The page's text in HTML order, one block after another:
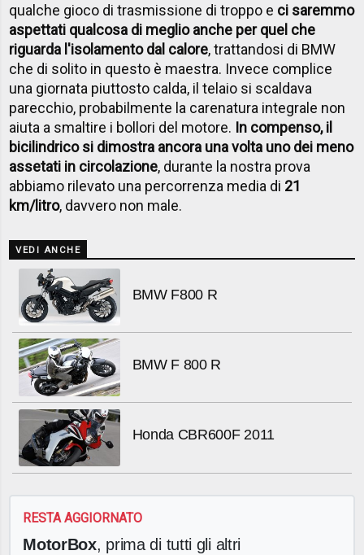
qualche gioco di trasmissione di troppo e ci saremmo
aspettati qualcosa di meglio anche per quel che
riguarda l'isolamento dal calore, trattandosi di BMW
che di solito in questo è maestra. Invece complice
una giornata piuttosto calda, il telaio si scaldava
parecchio, probabilmente la carenatura integrale non
aiuta a smaltire i bollori del motore. In compenso, il
bicilindrico si dimostra ancora una volta uno dei meno
assetati in circolazione, durante la nostra prova
abbiamo rilevato una percorrenza media di 21
km/litro, davvero non male.
VEDI ANCHE
BMW F800 R
BMW F 800 R
Honda CBR600F 2011
RESTA AGGIORNATO
MotorBox, prima di tutti gli altri